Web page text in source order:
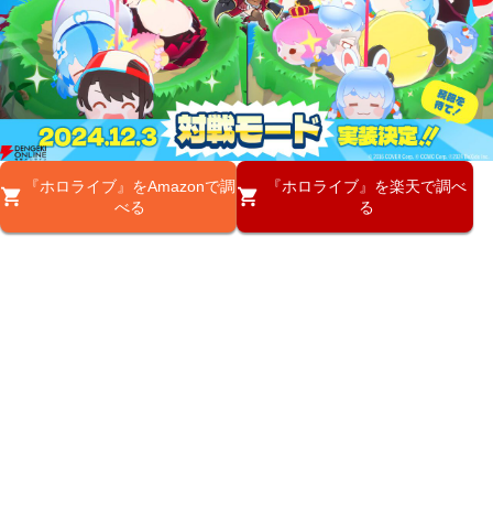
『ホロライブ』をAmazonで調
べる
『ホロライブ』を楽天で調べ
る